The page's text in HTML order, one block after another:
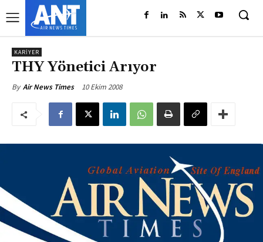
KARIYER
THY Yönetici Arıyor
By Air News Times 10 Ekim 2008